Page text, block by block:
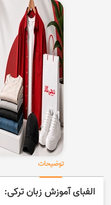
توضیحات
الفبای آموزش زبان ترکی: